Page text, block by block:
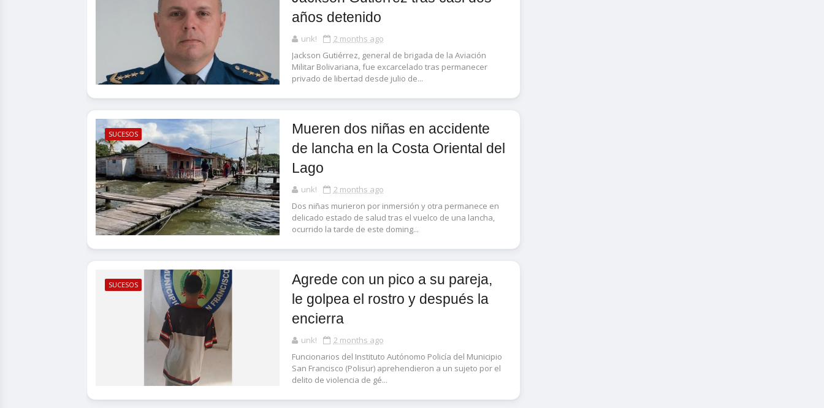
años detenido
unk!
2 months ago
Jackson Gutiérrez, general de brigada de la Aviación
Militar Bolivariana, fue excarcelado tras permanecer
privado de libertad desde julio de...
SUCESOS
Mueren dos niñas en accidente
de lancha en la Costa Oriental del
Lago
unk!
2 months ago
Dos niñas murieron por inmersión y otra permanece en
delicado estado de salud tras el vuelco de una lancha,
ocurrido la tarde de este doming...
SUCESOS
Agrede con un pico a su pareja,
le golpea el rostro y después la
encierra
unk!
2 months ago
Funcionarios del Instituto Autónomo Policía del Municipio
San Francisco (Polisur) aprehendieron a un sujeto por el
delito de violencia de gé...